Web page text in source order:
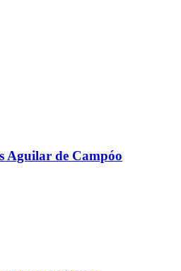
Aguilar de Campóo